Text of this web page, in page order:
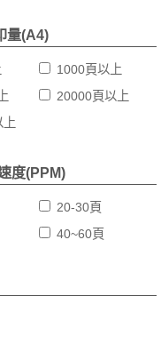
量(A4)
1000頁以上
20000頁以上
上
度(PPM)
20-30頁
40~60頁